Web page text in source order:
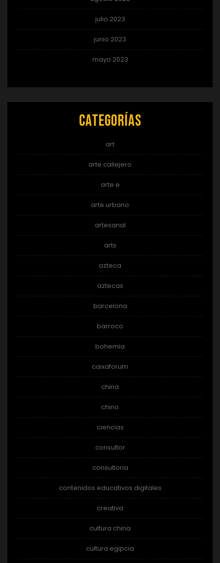
julio 2023
junio 2023
mayo 2023
Categorías
art
arte callejero
arte e
arte urbano
artesanal
arts
azteca
aztecas
barcelona
barroco
bohemia
caixaforum
china
chino
ciencias
consultor
consultoria
contenidos educativos digitales
creativa
cultura china
cultura egipcia